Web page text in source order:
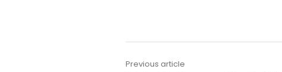
Previous article